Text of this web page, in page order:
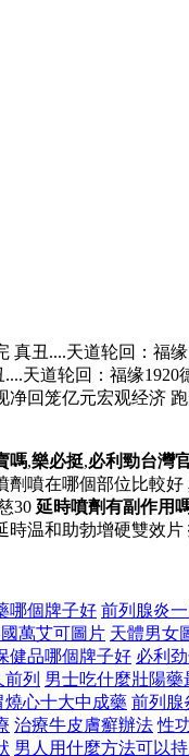
丑....天道轮回：福
天道轮回：福缘
回笼亿元宏观经济
嗎,樂必挺,必利勁台灣
噴在哪個部位比較
30 延時噴劑有副作用
時温和助勃增硬雙效片
哪個牌子好 前列腺炎
萬艾可圖片 天體男女
健品哪個牌子好 必利
列 男士吃什麼壯陽藥
燒心十大中成藥 前列腺
治療牛皮膚癬辦法 性
男人用什麼方法可以持